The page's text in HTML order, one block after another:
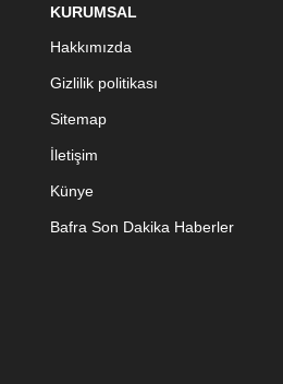
KURUMSAL
Hakkımızda
Gizlilik politikası
Sitemap
İletişim
Künye
Bafra Son Dakika Haberler